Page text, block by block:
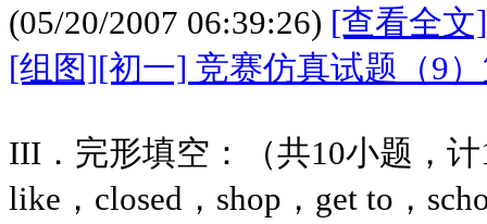
(05/20/2007 06:39:26) [查看全文]
[组图][初一] 竞赛仿真试题（9
III．完形填空：（共10小题，
like，closed，shop，get to，